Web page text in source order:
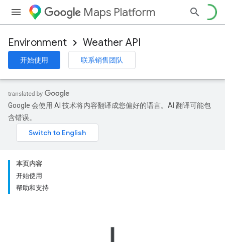
Maps Platform
Environment Weather API
开始使用 联系销售团队
Google 会使用 AI 技术将内容翻译成您偏好的语言。AI 翻译可能包
含错误。
本页内容
开始使用
帮助和支持